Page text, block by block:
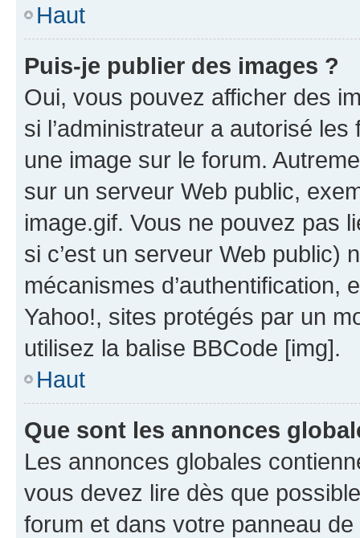
Haut
Puis-je publier des images ?
Oui, vous pouvez afficher des
si l’administrateur a autorisé
une image sur le forum.
sur un serveur Web public,
image.gif. Vous ne pouvez pas
si c’est un serveur Web public)
mécanismes d’authentification,
Yahoo!, sites protégés par un
utilisez la balise BBCode [img].
Haut
Que sont les annonces
Les annonces globales
vous devez lire dès que
forum et dans votre panneau